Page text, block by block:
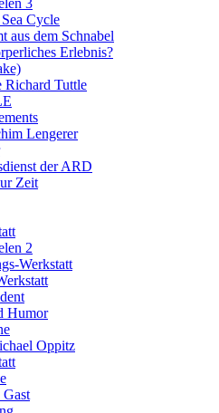
3
Cycle
aus dem Schnabel
Erlebnis?
Richard Tuttle
Lengerer
der ARD
Zeit
2
Werkstatt
Humor
Oppitz